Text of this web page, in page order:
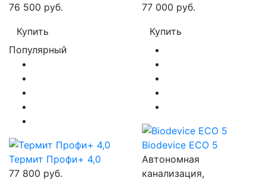
76 500 руб.
Купить
77 000 руб.
Купить
Популярный
Термит Профи+ 4,0
77 800 руб.
Biodevice ECO 5
Автономная
канализация,